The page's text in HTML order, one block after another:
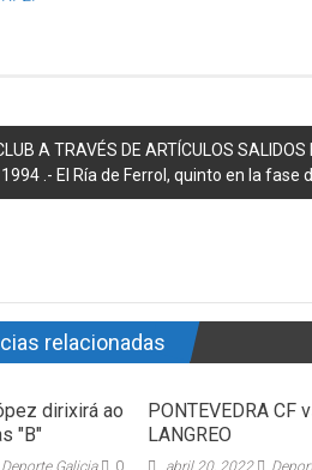
A TRAVÉS DE ARTÍCULOS
.- El Ría de Ferrol, quinto en la fase
relacionadas
dirixirá ao
"B"
Deporte Galicia 0
PONTEVEDRA CF
LANGREO
abril 20, 2022